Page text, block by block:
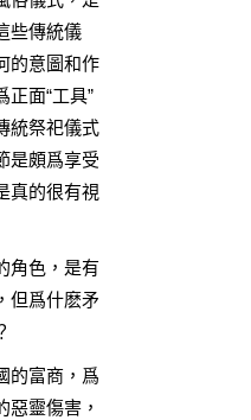
些傳統儀
的意圖和作
正面“工具”
統祭祀儀式
是頗爲享受
真的很有視
角色，是有
但爲什麽矛
的富商，爲
惡靈傷害，